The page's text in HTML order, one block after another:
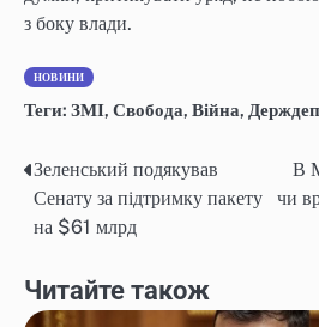
з боку влади.
НОВИНИ
Теги: ЗМІ, Свобода, Війна,
Навігація
записів
Зеленський подякував
Сенату за підтримку пакету
на $61 млрд
В
чи
Читайте також